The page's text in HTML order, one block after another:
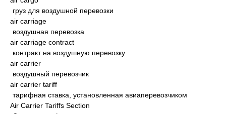
груз для воздушной перевозки
air carriage
воздушная перевозка
air carriage contract
контракт на воздушную перевозку
air carrier
воздушный перевозчик
air carrier tariff
тарифная ставка, установленная авиаперевозчиком
Air Carrier Tariffs Section